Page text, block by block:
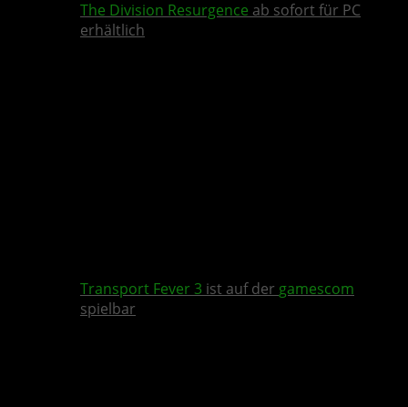
The Division Resurgence ab sofort für PC
erhältlich
Transport Fever 3 ist auf der gamescom
spielbar